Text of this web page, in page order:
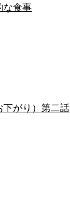
な食事
下がり）第二話